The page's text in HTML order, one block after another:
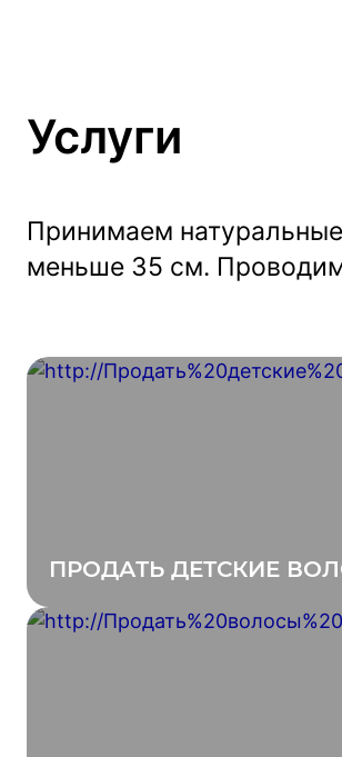
Услуги
Принимаем
меньше 35 см.
ПРОДАТЬ ДЕТСКИЕ